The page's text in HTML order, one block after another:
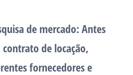
de mercado: Antes
de locação,
fornecedores e